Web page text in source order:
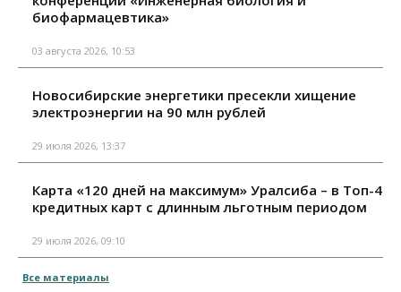
биофармацевтика»
03 августа 2026, 10:53
Новосибирские энергетики пресекли хищение
электроэнергии на 90 млн рублей
29 июля 2026, 13:37
Карта «120 дней на максимум» Уралсиба – в Топ-4
кредитных карт с длинным льготным периодом
29 июля 2026, 09:10
Все материалы